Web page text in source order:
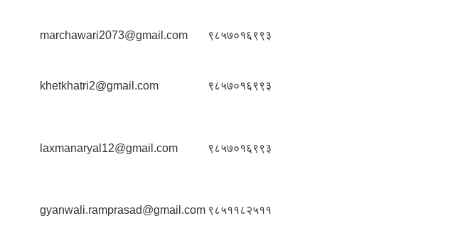
marchawari2073@gmail.com ९८५७०१६९९३
khetkhatri2@gmail.com ९८५७०१६९९३
laxmanaryal12@gmail.com ९८५७०१६९९३
gyanwali.ramprasad@gmail.com ९८५११८२५११